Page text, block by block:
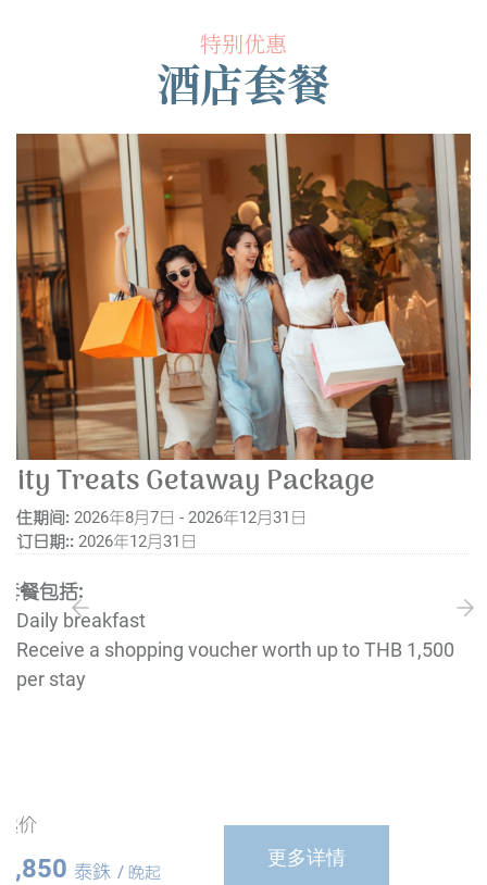
特别优惠
酒店套餐
City Treats Getaway Package
入住期间:2026年8月7日 - 2026年12月31日
预订日期::2026年12月31日
套餐包括:
Daily breakfast
Receive a shopping voucher worth up to THB 1,500
per stay
起价
2,850 泰銖 / 晚起 更多详情